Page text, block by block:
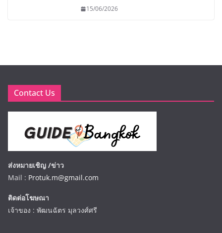
15/06/2026
Contact Us
ส่งหมายเชิญ /ข่าว
Mail : Protuk.m@gmail.com
ติดต่อโฆษณา
เจ้าของ : พัฒนฉัตร มุลวงศ์ศรี